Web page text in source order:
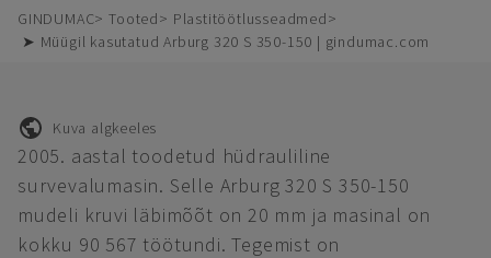
GINDUMAC Tooted
Plastitöötlusseadmed
➤ Müügil kasutatud Arburg 320 S 350-150 | gindumac.com
Kuva algkeeles
2005. aastal toodetud hüdrauliline
survevalumasin. Selle Arburg 320 S 350-150
mudeli kruvi läbimõõt on 20 mm ja masinal on
kokku 90 567 töötundi. Tegemist on